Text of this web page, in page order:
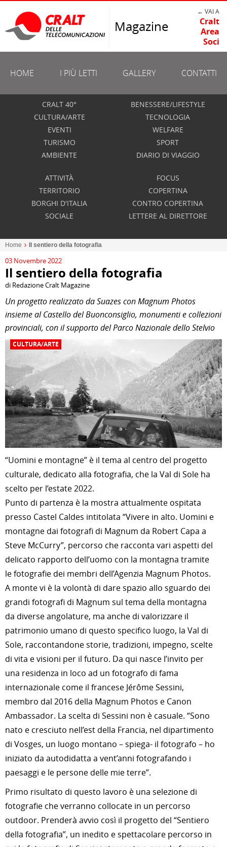
Magazine
← VAI A
Cralt
Area
Soci
HOME I PIÙ LETTI GALLERY CONTATTI
CRALT 40°
CULTURA/ARTE
EVENTI
TURISMO
AMBIENTE
BENESSERE/LIFESTYLE
TECNOLOGIA
WELFARE
SPORT
DIARIO DI VIAGGIO
ATTIVITÀ
TERRITORIO
BORGHI D'ITALIA
SOCIALE
FOCUS
COPERTINA
CONTRO COPERTINA
LETTERE AL DIRETTORE
Home Il sentiero della fotografia
03 Novembre 2022
Il sentiero della fotografia
di Redazione Cralt Magazine
Un progetto realizzato da Suazes con Magnum Photos
insieme al Castello del Buonconsiglio, monumenti e collezioni
provinciali, con il supporto del Parco Nazionale dello Stelvio
CULTURA/ARTE
“Uomini e montagne” è il tema al centro del progetto
culturale, dedicato alla fotografia, che la Val di Sole ha
scelto per l’estate 2022.
Punto di partenza è la mostra attualmente ospitata
presso Castel Caldes intitolata “Vivere in alto. Uomini e
montagne dai fotografi di Magnum da Robert Capa a
Steve McCurry”, percorso che racconta vari aspetti del
delicato rapporto dell’uomo con la montagna tramite
le fotografie dei membri dell’Agenzia Magnum Photos.
A monte vi è la volontà di dare spazio allo sguardo dei
grandi fotografi di Magnum sul tema della montagna
da diverse angolature, ma anche di valorizzare il
patrimonio umano di questo specifico luogo, la Val di
Sole, raccontandone storie, tradizioni, impegno, scelte
di vita e visioni per il futuro. Da qui nasce l’invito per
una residenza in loco ad un fotografo di fama
internazionale come il francese Jérôme Sessini,
membro dal 2016 della Magnum Photos e Canon
Ambassador. La scelta di Sessini non è casuale. “Sono
nato e cresciuto nell’est della Francia, nel dipartimento
di Vosges, un luogo montano – spiega- il fotografo – ho
iniziato da autodidatta a vent’anni fotografando i
paesaggi e le persone delle mie terre”.
Primo risultato di questo lavoro è una selezione di
fotografie che verranno collocate in un percorso
outdoor. Prenderà avvio così il progetto del “Sentiero
della fotografia”, un inedito e spettacolare percorso in